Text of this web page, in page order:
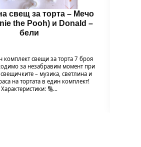
свещ за торта – Мечо
the Pooh) и Donald –
бели
комплект свещи за торта 7 броя
за незабравим момент при
– музика, светлина и
на тортата в един комплект!
Характеристики: 🔢…